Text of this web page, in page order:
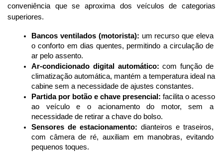
conveniência que se aproxima dos veículos de categorias
superiores.
Bancos ventilados (motorista): um recurso que eleva
o conforto em dias quentes, permitindo a circulação de
ar pelo assento.
Ar-condicionado digital automático: com função de
climatização automática, mantém a temperatura ideal na
cabine sem a necessidade de ajustes constantes.
Partida por botão e chave presencial: facilita o acesso
ao veículo e o acionamento do motor, sem a
necessidade de retirar a chave do bolso.
Sensores de estacionamento: dianteiros e traseiros,
com câmera de ré, auxiliam em manobras, evitando
pequenos toques.